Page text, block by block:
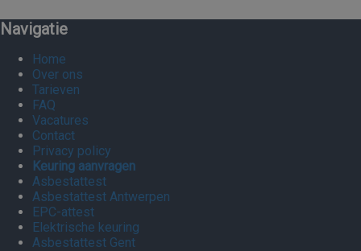
Navigatie
Home
Over ons
Tarieven
FAQ
Vacatures
Contact
Privacy policy
Keuring aanvragen
Asbestattest
Asbestattest Antwerpen
EPC-attest
Elektrische keuring
Asbestattest Gent